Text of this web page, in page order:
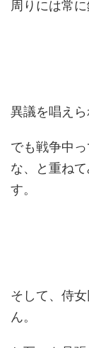
周りには常
異議を唱えら
でも戦争中
な、と重ね
す。
そして、侍
ん。